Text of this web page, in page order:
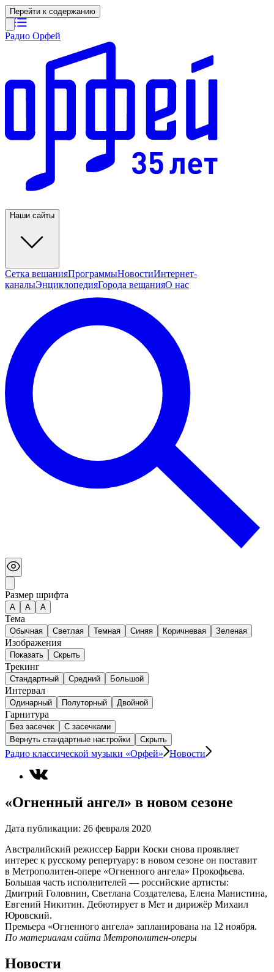
Перейти к содержанию
Радио Орфей
Наши сайты
Сетка вещанияПрограммыНовостиИнтернет-
каналыЭнциклопедияГорода вещанияО нас
Размер шрифта
А A A
Тема
Обычная Светлая Темная Синяя Коричневая Зеленая
Изображения
Показать Скрыть
Трекинг
Стандартный Средний Большой
Интервал
Одинарный Полуторный Двойной
Гарнитура
Без засечек
С засечками
Вернуть стандартные настройки
Скрыть
Радио классической музыки «Орфей» Новости
«Огненный ангел» в новом сезоне
Дата публикации: 26 февраля 2020
Австралийский режиссер Барри Коски снова проявляет
интерес к русскому репертуару: в новом сезоне он поставит
в Метрополитен-опере «Огненного ангела» Прокофьева.
Большая часть исполнителей — российские артисты:
Дмитрий Головнин, Светлана Создателева, Елена Манистина,
Евгений Никитин. Дебютирует в Мет и дирижёр Михаил
Юровский.
Премьера «Огненного ангела» запланирована на 12 ноября.
По материалам сайта Метрополитен-оперы
Новости